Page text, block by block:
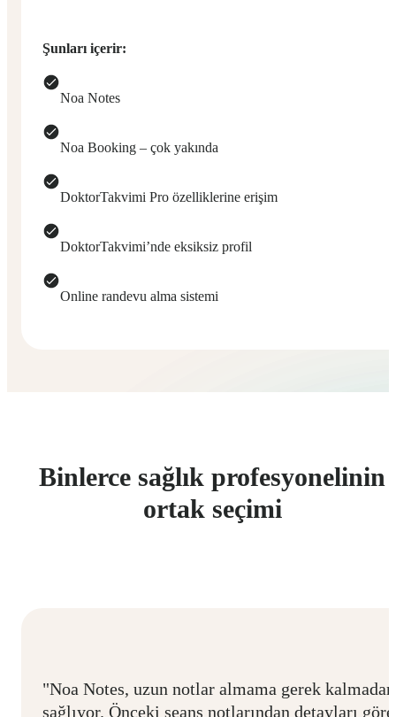
Şunları içerir:
Noa Notes
Noa Booking – çok yakında
DoktorTakvimi Pro özelliklerine erişim
DoktorTakvimi’nde eksiksiz profil
Online randevu alma sistemi
Binlerce sağlık profesyonelinin
ortak seçimi
"Noa Notes, uzun notlar almama gerek
sağlıyor. Önceki seans notlarından detayları